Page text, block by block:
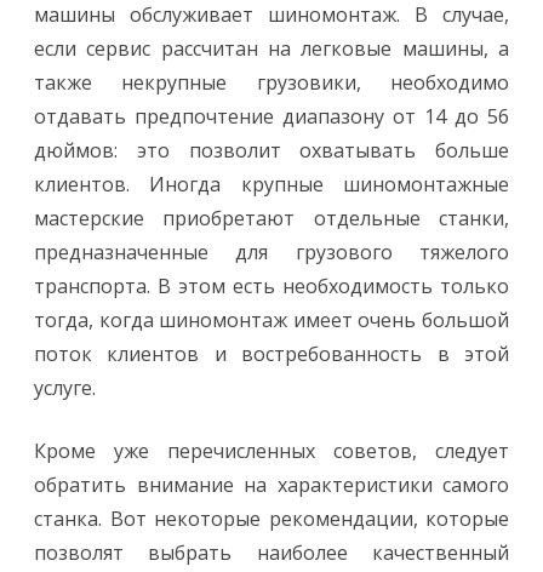
машины обслуживает шиномонтаж. В случае,
если сервис рассчитан на легковые машины, а
также некрупные грузовики, необходимо
отдавать предпочтение диапазону от 14 до 56
дюймов: это позволит охватывать больше
клиентов. Иногда крупные шиномонтажные
мастерские приобретают отдельные станки,
предназначенные для грузового тяжелого
транспорта. В этом есть необходимость только
тогда, когда шиномонтаж имеет очень большой
поток клиентов и востребованность в этой
услуге.
Кроме уже перечисленных советов, следует
обратить внимание на характеристики самого
станка. Вот некоторые рекомендации, которые
позволят выбрать наиболее качественный